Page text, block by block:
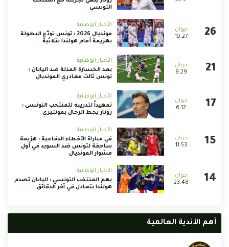
التونسي
10:27
الأخبار الوطنية
مونديال 2026 : تونس تودّع البطولة
بهزيمة أمام هولندا بثلاثية
8:29
الأخبار الوطنية
بعد الخسارة المذلة ضد اليابان :
تونس ثالث مغادري المونديال
6:12
الأخبار الوطنية
تمهيداً لتدريبه للمنتخب التونسي :
رونار يحط الرحال بمونتيري
11:53
الأخبار الوطنية
في مباراة الأخطاء الدفاعية : هزيمة
ساحقة لتونس ضد السويد في أول
مشوار المونديال
23:48
الأخبار الوطنية
يهم المنتخب التونسي : اليابان تصدم
هولندا بتعادل في آخر الدقائق
أهم الأندية العالمية